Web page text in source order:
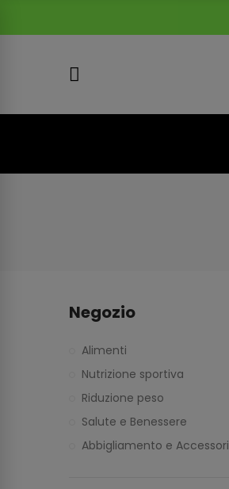
Negozio
Alimenti
Nutrizione sportiva
Riduzione peso
Salute e Benessere
Abbigliamento e Accessori